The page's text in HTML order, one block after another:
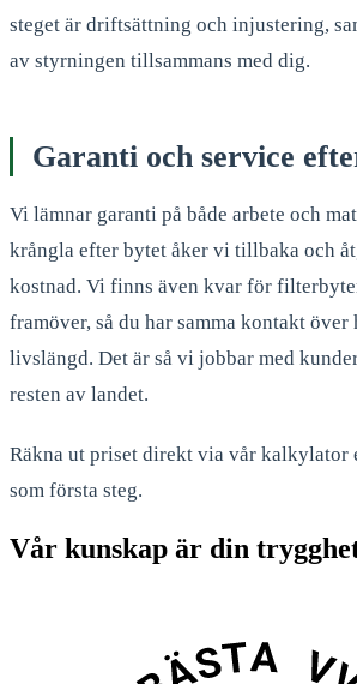
steget är driftsättning och injustering,
av styrningen tillsammans med dig.
Garanti och service
Vi lämnar garanti på både arbete och
krångla efter bytet åker vi tillbaka och
kostnad. Vi finns även kvar för
framöver, så du har samma kontakt över
livslängd. Det är så vi jobbar med
resten av landet.
Räkna ut priset direkt via vår kalkylator
som första steg.
Vår kunskap är din